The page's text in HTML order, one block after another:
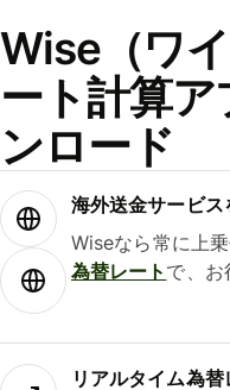
Wise（ワ
ート計算
ンロード
海外送金サービス
Wiseなら常に上
為替レート で、お
リアルタイム為